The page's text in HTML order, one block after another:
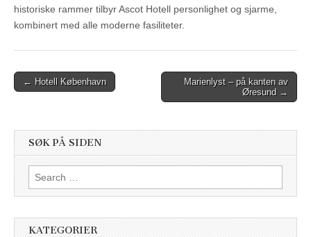
historiske rammer tilbyr Ascot Hotell personlighet og sjarme,
kombinert med alle moderne fasiliteter.
Post
← Hotell København
Marienlyst – på kanten av
Øresund →
SØK PÅ SIDEN
Search
for:
KATEGORIER